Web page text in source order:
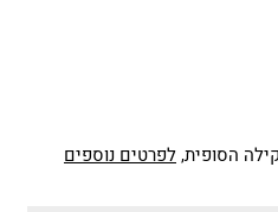
הסופית,לפרטים נוספים